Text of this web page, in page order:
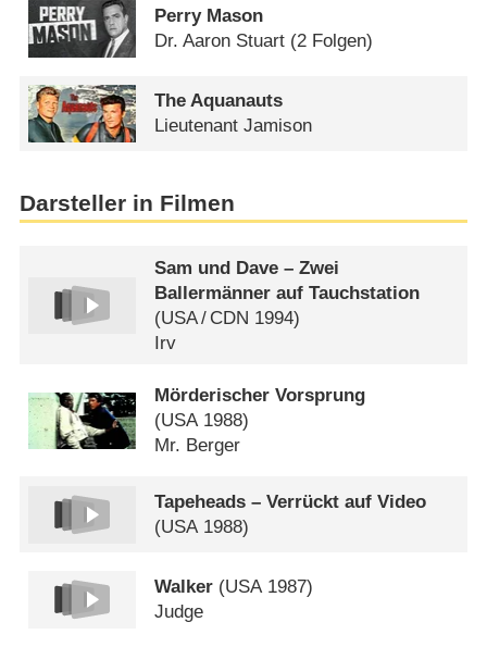
Perry Mason
Dr. Aaron Stuart (2 Folgen)
The Aquanauts
Lieutenant Jamison
Darsteller in Filmen
Sam und Dave – Zwei
Ballermänner auf Tauchstation
(USA/ CDN 1994)
Irv
Mörderischer Vorsprung
(USA1988)
Mr. Berger
Tapeheads – Verrückt auf Video
(USA1988)
Walker (USA1987)
Judge